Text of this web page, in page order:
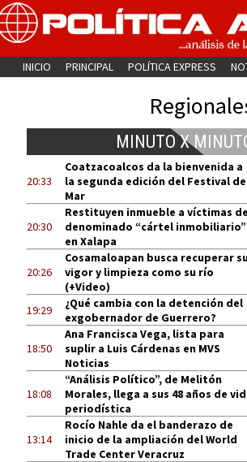
INICIO PRINCIPAL POLÍTICA EXPRESS
MINUTO X
20:33
Coatzacoalcos da la bienvenida a
la segunda edición del Festival
Mar
20:30
Restituyen inmueble a víctimas
denominado “cártel inmobiliario”
en Xalapa
20:26
Cosamaloapan busca recuperar
vigor y limpieza como su río
(+Video)
19:29
¿Qué cambia con la detención del
exgobernador de Guerrero?
18:50
Ana Francisca Vega, lista para
suplir a Luis Cárdenas en MVS
Noticias
18:08
“Análisis Político”, de Melitón
Morales, llega a sus 48 años de
periodística
13:14
Rocío Nahle da el banderazo de
inicio de la ampliación del World
Trade Center Veracruz